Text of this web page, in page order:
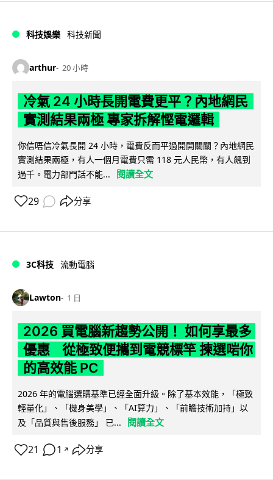
科技娛樂 科技新聞
arthur 20 小時
冷氣 24 小時長開電費更平？內地網民
實測結果兩極 專家拆解慳電邏輯
你信唔信冷氣長開 24 小時，電費反而平過開開關關？內地網民
實測結果兩極，有人一個月電費只需 118 元人民幣，有人飆到
過千。電力部門話不能...
閱讀全文
29 分享
3C科技 流動電腦
Lawton 1 日
2026 買電腦新趨勢公開！ 如何享最多
優惠 從極致便攜到電競標竿 揀選啱你
的高效能 PC
2026 年的電腦選購基準已經全面升級。除了基本效能，「極致
輕量化」、「機身美學」、「AI算力」、「前瞻技術加持」以
及「品質與售後服務」 已...
閱讀全文
21 1 ↗ 分享